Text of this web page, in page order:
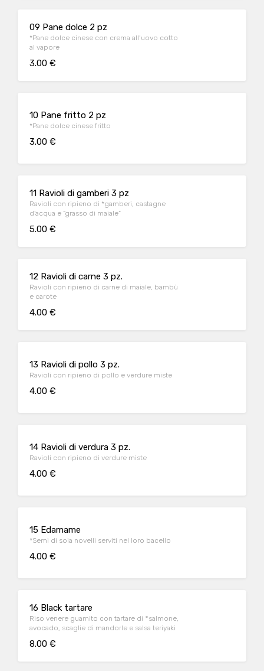
09 Pane dolce 2 pz
*Pane dolce cinese con crema all’uovo cotto
al vapore
3.00 €
10 Pane fritto 2 pz
*Pane dolce cinese fritto
3.00 €
11 Ravioli di gamberi 3 pz
Ravioli con ripieno di *gamberi, castagne
d’acqua e “grasso di maiale”
5.00 €
12 Ravioli di carne 3 pz.
Ravioli con ripieno di carne di maiale, bambù
e carote
4.00 €
13 Ravioli di pollo 3 pz.
Ravioli con ripieno di pollo e verdure miste
4.00 €
14 Ravioli di verdura 3 pz.
Ravioli con ripieno di verdure miste
4.00 €
15 Edamame
*Semi di soia novelli serviti nel loro bacello
4.00 €
16 Black tartare
Riso venere guarnito con tartare di °salmone,
avocado, scaglie di mandorle e salsa teriyaki
8.00 €